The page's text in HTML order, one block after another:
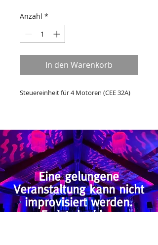
Anzahl *
In den Warenkorb
Steuereinheit für 4 Motoren (CEE 32A)
Eine gelungene
Veranstaltung kann nicht
improvisiert werden.
Es ist denkbar